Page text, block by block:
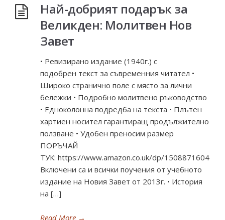
Най-добрият подарък за
Великден: Молитвен Нов
Завет
• Ревизирано издание (1940г.) с
подобрен текст за съвременния читател •
Широко странично поле с място за лични
бележки • Подробно молитвено ръководство
• Едноколонна подредба на текста • Плътен
хартиен носител гарантиращ продължително
ползване • Удобен преносим размер
ПОРЪЧАЙ
ТУК: https://www.amazon.co.uk/dp/1508871604
Включени са и всички поучения от учебното
издание на Новия Завет от 2013г. • История
на […]
Read More →